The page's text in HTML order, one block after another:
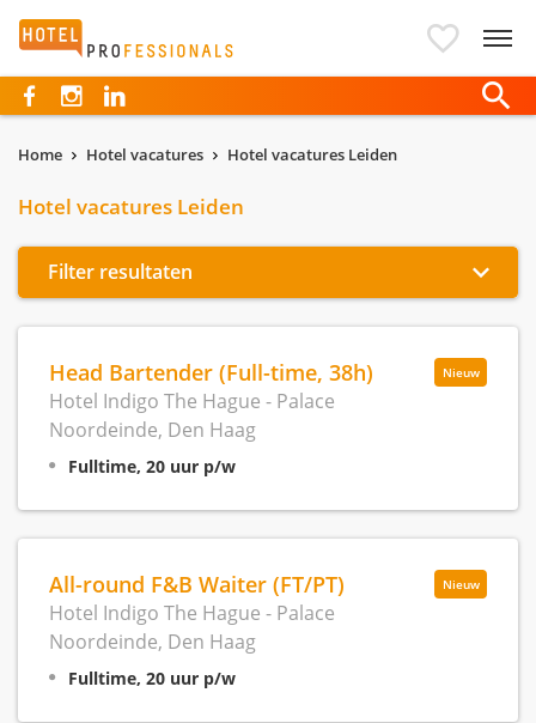
Hotelprofessionals
Home Hotel vacatures Hotel vacatures Leiden
Hotel vacatures Leiden
Filter resultaten
Nieuw
Head Bartender (Full-time, 38h)
Hotel Indigo The Hague - Palace
Noordeinde, Den Haag
Fulltime, 20 uur p/w
Nieuw
All-round F&B Waiter (FT/PT)
Hotel Indigo The Hague - Palace
Noordeinde, Den Haag
Fulltime, 20 uur p/w